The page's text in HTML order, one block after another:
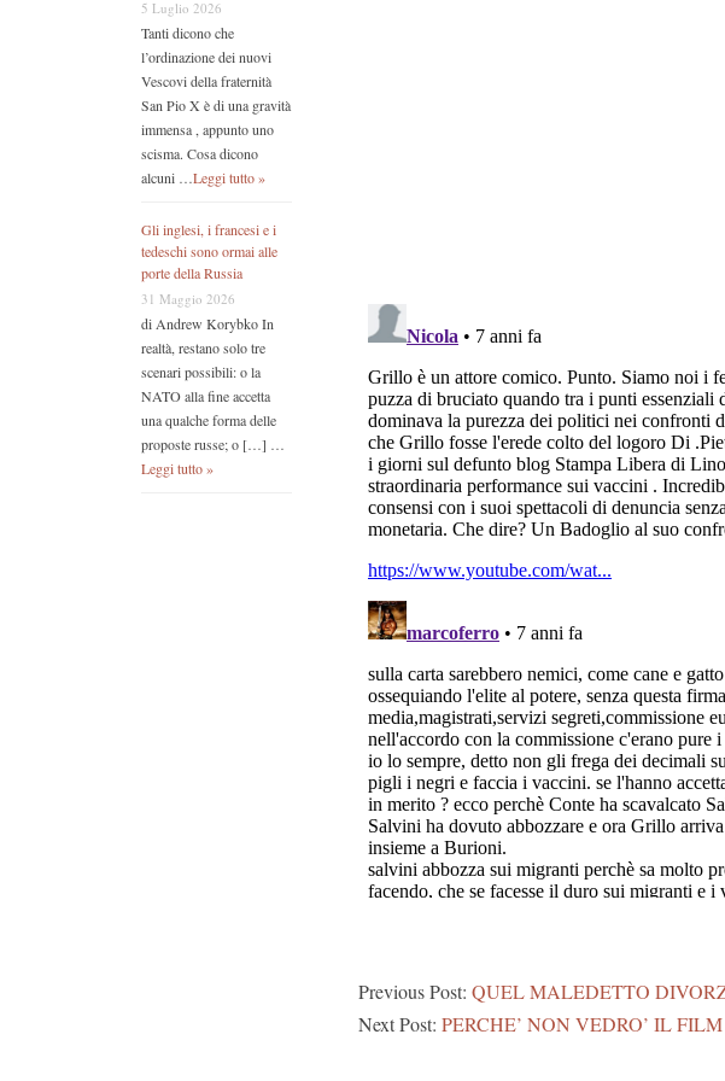
5 Luglio 2026
Tanti dicono che
l’ordinazione dei nuovi
Vescovi della fraternità
San Pio X è di una gravità
immensa , appunto uno
scisma. Cosa dicono
alcuni …Leggi tutto »
Gli inglesi, i francesi e i
tedeschi sono ormai alle
porte della Russia
31 Maggio 2026
di Andrew Korybko In
realtà, restano solo tre
scenari possibili: o la
NATO alla fine accetta
una qualche forma delle
proposte russe; o […] …
Leggi tutto »
Previous Post: QUEL MALEDETTO
Next Post: PERCHE’ NON VEDRO’ IL